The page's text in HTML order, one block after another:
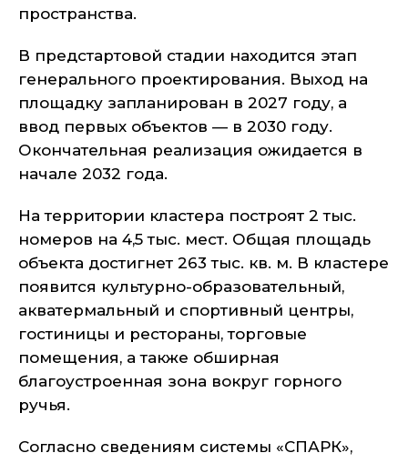
пространства.
В предстартовой стадии находится этап
генерального проектирования. Выход на
площадку запланирован в 2027 году, а
ввод первых объектов — в 2030 году.
Окончательная реализация ожидается в
начале 2032 года.
На территории кластера построят 2 тыс.
номеров на 4,5 тыс. мест. Общая площадь
объекта достигнет 263 тыс. кв. м. В кластере
появится культурно-образовательный,
акватермальный и спортивный центры,
гостиницы и рестораны, торговые
помещения, а также обширная
благоустроенная зона вокруг горного
ручья.
Согласно сведениям системы «СПАРК»,